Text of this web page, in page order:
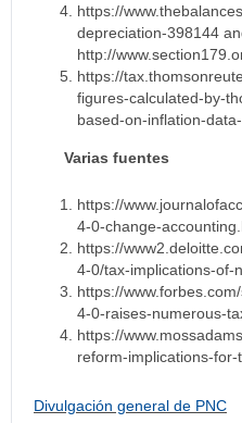
https://
depreciation-398144
http://
https://
figures-calculated-by-
based-on-inflation-
Varias fuentes
https://
4-0-change-
https://
4-0/tax-implications-of-
https://
4-0-raises-numerous-
https://
reform-implications-
Divulgación general de PNC